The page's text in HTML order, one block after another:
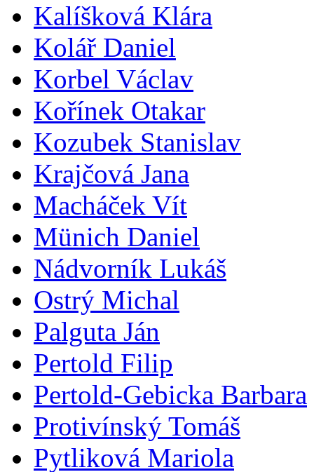
Kalíšková Klára
Kolář Daniel
Korbel Václav
Kořínek Otakar
Kozubek Stanislav
Krajčová Jana
Macháček Vít
Münich Daniel
Nádvorník Lukáš
Ostrý Michal
Palguta Ján
Pertold Filip
Pertold-Gebicka Barbara
Protivínský Tomáš
Pytliková Mariola